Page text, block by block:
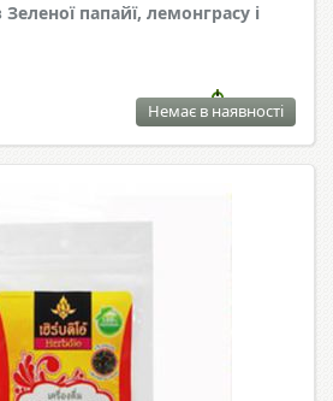
папайї, лемонграсу і
Немає в наявності